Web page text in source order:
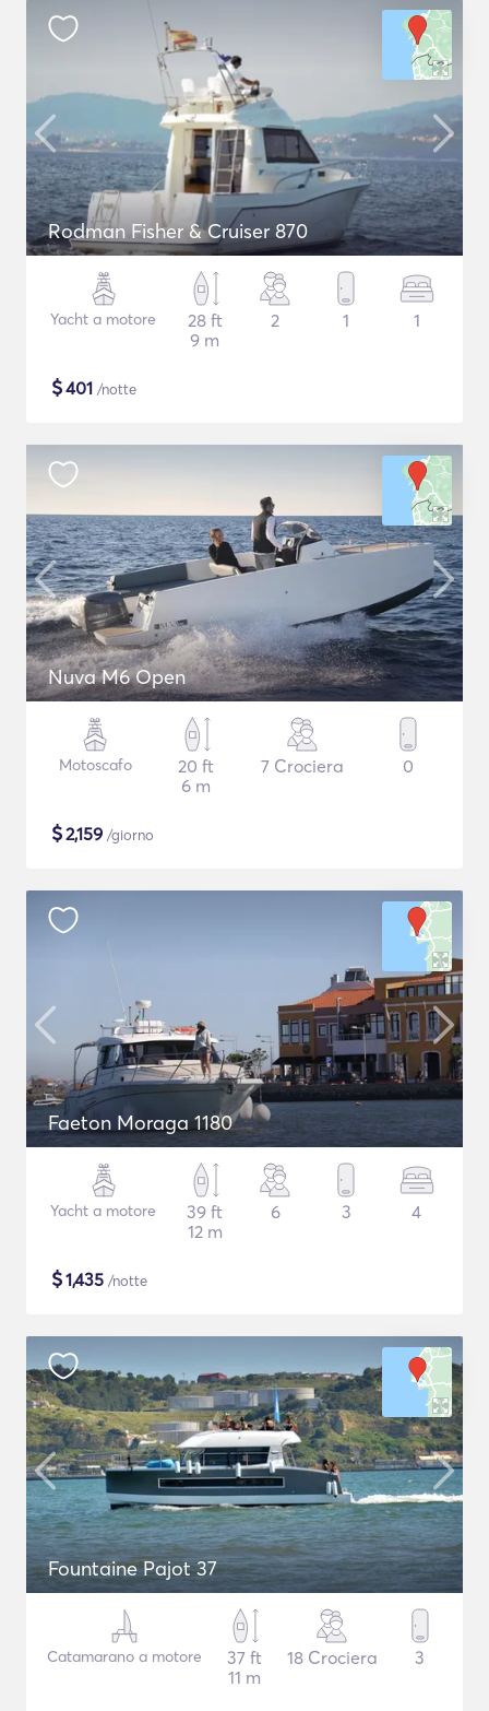
Rodman Fisher & Cruiser 870
Yacht a motore
28 ft
9 m
2 1 1
$401 /notte
Nuva M6 Open
Motoscafo
20 ft
6 m
7 Crociera 0
$2,159 /giorno
Faeton Moraga 1180
Yacht a motore
39 ft
12 m
6 3 4
$1,435 /notte
Fountaine Pajot 37
Catamarano a motore
37 ft
11 m
18 Crociera 3